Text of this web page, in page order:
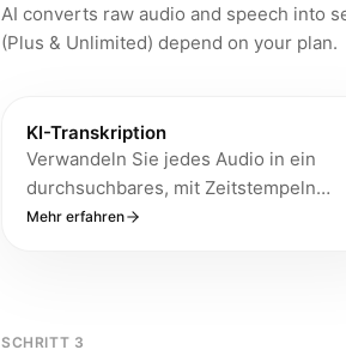
AI converts raw audio and speech into
(Plus & Unlimited) depend on your plan.
KI-Transkription
Verwandeln Sie jedes Audio in ein
durchsuchbares, mit Zeitstempeln
versehenes Transkript mit KI-
Mehr erfahren
SCHRITT 3